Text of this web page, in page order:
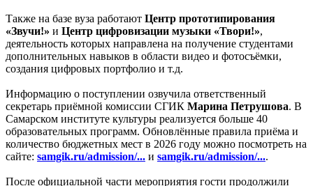
Также на базе вуза работают Центр прототипирования
«Звучи!» и Центр цифровизации музыки «Твори!»,
деятельность которых направлена на получение студентами
дополнительных навыков в области видео и фотосъëмки,
создания цифровых портфолио и т.д.
Информацию о поступлении озвучила ответственный
секретарь приёмной комиссии СГИК Марина Петрушова. В
Самарском институте культуры реализуется больше 40
образовательных программ. Обновлённые правила приёма и
количество бюджетных мест в 2026 году можно посмотреть на
сайте: samgik.ru/admission/... и samgik.ru/admission/....
После официальной части мероприятия гости продолжили